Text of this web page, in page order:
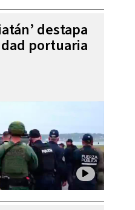
destapa
portuaria